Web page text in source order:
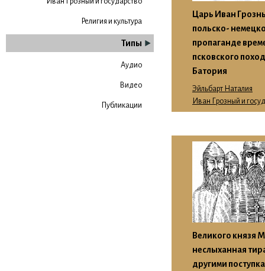
Религия и культура
Типы
Аудио
Видео
Публикации
Царь Иван
польско-
пропаганде
псковского
Батория
Эйльбарт Наталия
Иван Грозный и
Великого князя
неслыханная
другими